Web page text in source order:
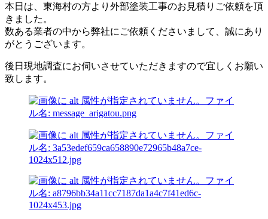
本日は、東海村の方より外部塗装工事のお見積りご依頼を頂
きました。
数ある業者の中から弊社にご依頼くださいまして、誠にあり
がとうございます。
後日現地調査にお伺いさせていただきますので宜しくお願い
致します。